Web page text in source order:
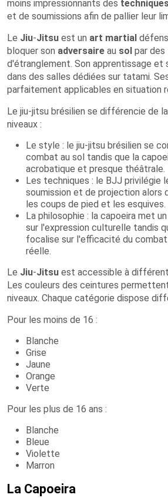
moins impressionnants des
et de soumissions afin de pallier leur
Le Jiu-Jitsu est un art martial
bloquer son adversaire au sol par des
d'étranglement. Son apprentissage et
dans des salles dédiées sur tatami.
parfaitement applicables en situation
Le jiu-jitsu brésilien se différencie de
niveaux :
Le style : le jiu-jitsu brésilien se
combat au sol tandis que la
acrobatique et presque théâtrale.
Les techniques : le BJJ privilégie
soumission et de projection alors
les coups de pied et les esquives.
La philosophie : la capoeira met
sur l'expression culturelle tandis
focalise sur l'efficacité du
réelle.
Le Jiu-Jitsu est accessible à
Les couleurs des ceintures
niveaux. Chaque catégorie dispose
Pour les moins de 16 :
Blanche
Grise
Jaune
Orange
Verte
Pour les plus de 16 ans :
Blanche
Bleue
Violette
Marron
La Capoeira